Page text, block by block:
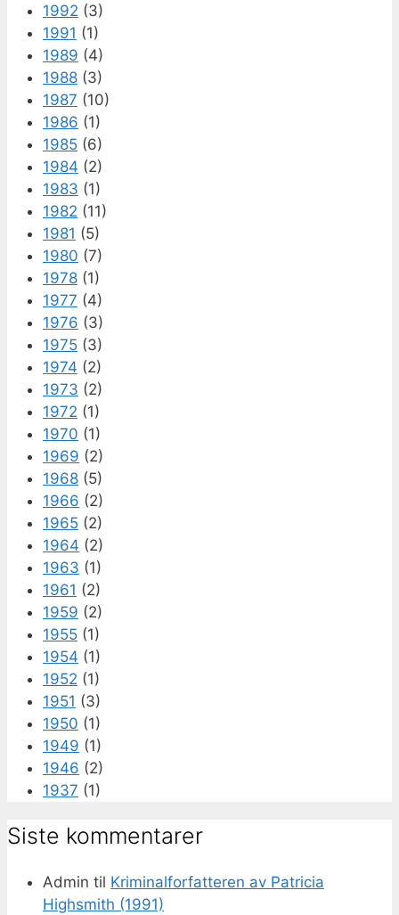
1992 (3)
1991 (1)
1989 (4)
1988 (3)
1987 (10)
1986 (1)
1985 (6)
1984 (2)
1983 (1)
1982 (11)
1981 (5)
1980 (7)
1978 (1)
1977 (4)
1976 (3)
1975 (3)
1974 (2)
1973 (2)
1972 (1)
1970 (1)
1969 (2)
1968 (5)
1966 (2)
1965 (2)
1964 (2)
1963 (1)
1961 (2)
1959 (2)
1955 (1)
1954 (1)
1952 (1)
1951 (3)
1950 (1)
1949 (1)
1946 (2)
1937 (1)
Siste kommentarer
Admin til Kriminalforfatteren av Patricia
Highsmith (1991)